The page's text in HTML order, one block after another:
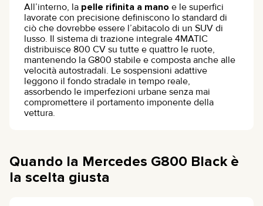
All’interno, la pelle rifinita a mano e le superfici
lavorate con precisione definiscono lo standard di
ciò che dovrebbe essere l’abitacolo di un SUV di
lusso. Il sistema di trazione integrale 4MATIC
distribuisce 800 CV su tutte e quattro le ruote,
mantenendo la G800 stabile e composta anche alle
velocità autostradali. Le sospensioni adattive
leggono il fondo stradale in tempo reale,
assorbendo le imperfezioni urbane senza mai
compromettere il portamento imponente della
vettura.
Quando la Mercedes G800 Black è
la scelta giusta